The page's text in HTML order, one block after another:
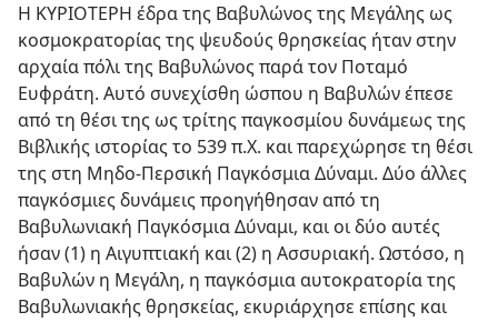
Η ΚΥΡΙΟΤΕΡΗ έδρα της Βαβυλώνος της Μεγάλης ως
κοσμοκρατορίας της ψευδούς θρησκείας ήταν στην
αρχαία πόλι της Βαβυλώνος παρά τον Ποταμό
Ευφράτη. Αυτό συνεχίσθη ώσπου η Βαβυλών έπεσε
από τη θέσι της ως τρίτης παγκοσμίου δυνάμεως της
Βιβλικής ιστορίας το 539 π.Χ. και παρεχώρησε τη θέσι
της στη Μηδο-Περσική Παγκόσμια Δύναμι. Δύο άλλες
παγκόσμιες δυνάμεις προηγήθησαν από τη
Βαβυλωνιακή Παγκόσμια Δύναμι, και οι δύο αυτές
ήσαν (1) η Αιγυπτιακή και (2) η Ασσυριακή. Ωστόσο, η
Βαβυλών η Μεγάλη, η παγκόσμια αυτοκρατορία της
Βαβυλωνιακής θρησκείας, εκυριάρχησε επίσης και